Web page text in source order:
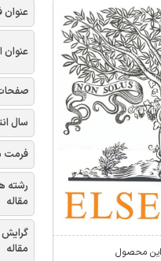
محصول
عنوان
عنوان
سال
فرمت
رشته
مقاله
گرایش
مقاله